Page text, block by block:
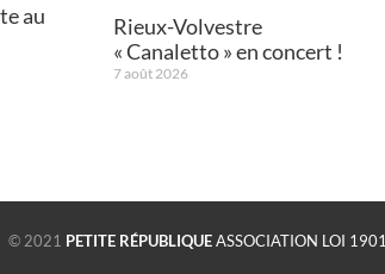
au
Rieux-Volvestre
« Canaletto » en concert !
7 août 2026
© 2021 PETITE RÉPUBLIQUEASSOCIATION LOI 1901